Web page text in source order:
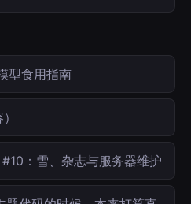
型食用指南
#10：雪、杂志与服务器维护